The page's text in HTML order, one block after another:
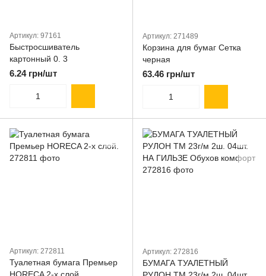
Артикул: 97161
Быстросшиватель
картонный 0. 3
6.24 грн/шт
Артикул: 271489
Корзина для бумаг Сетка
черная
63.46 грн/шт
Артикул: 272811
Туалетная бумага Премьер
Артикул: 272816
БУМАГА ТУАЛЕТНЫЙ